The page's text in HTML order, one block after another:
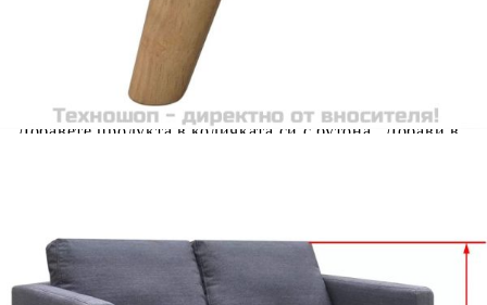
Acest tabel are caracter informativ. Adăugați produsul în
coșul de cumpărături unde veți putea selecta detaliile
cererii de creditare.
Предоставената таблица е с информационна цел.
Добавете продукта в количката си с бутона "Добави в
Добавете продукта в количката си с бутона "Добави в
количката" и при поръчка ще можете да изберете броя
вноски на кредита.